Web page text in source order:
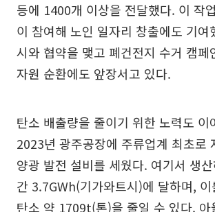
등에 1400개 이상을 전달했다. 이 작
이 참여해 노인 일자리 창출에도 기여
시와 협약을 맺고 폐건전지 수거 캠페
자원 순환에도 앞장서고 있다.
탄소 배출량을 줄이기 위한 노력도 이
2023년 광주공장에 주류업계 최초로
양광 발전 설비를 세웠다. 여기서 생
간 3.7GWh(기가와트시)에 달하며,
탄소 약 1709t(톤)을 줄일 수 있다. 아